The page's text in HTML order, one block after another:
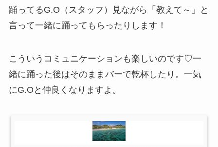
踊ってるG.O（スタッフ）見ながら「教えて～」と
言って一緒に踊ってもらったりします！
こういうコミュニケーションも楽しいのです♡一
緒に踊った後はそのままバーで乾杯したり。一気
にG.Oと仲良くなりますよ。